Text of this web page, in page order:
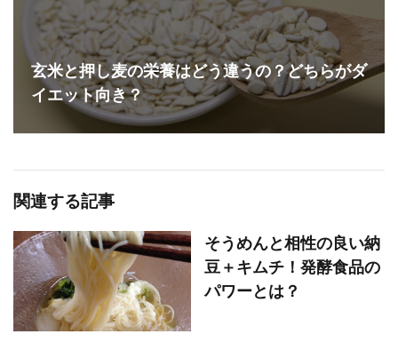
玄米と押し麦の栄養はどう違うの？どちらがダ
イエット向き？
関連する記事
そうめんと相性の良い納
豆＋キムチ！発酵食品の
パワーとは？